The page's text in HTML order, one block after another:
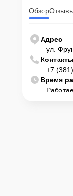
Как
центр
Клиент может
диагностику и
горячей линии или
подъехать по
ОбзорОтзывы
Адрес
ул.
Контакты
+7
Время